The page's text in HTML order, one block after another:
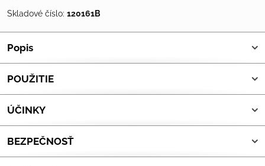
Skladové číslo: 120161B
Popis
POUŽITIE
ÚČINKY
BEZPEČNOSŤ